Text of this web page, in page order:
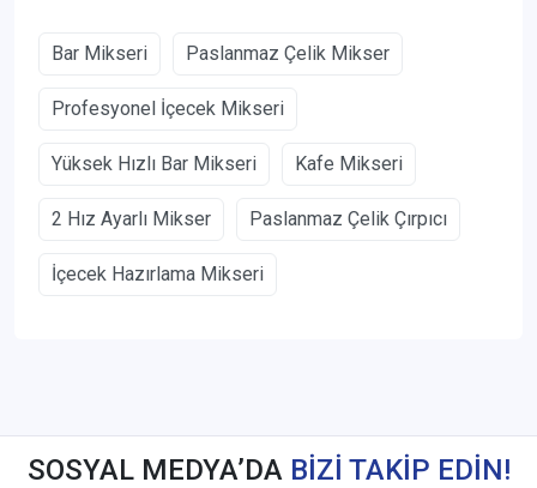
Bar Mikseri Paslanmaz Çelik Mikser
Profesyonel İçecek Mikseri
Yüksek Hızlı Bar Mikseri Kafe Mikseri
2 Hız Ayarlı Mikser Paslanmaz Çelik Çırpıcı
İçecek Hazırlama Mikseri
SOSYAL MEDYA’DA BİZİ TAKİP EDİN!